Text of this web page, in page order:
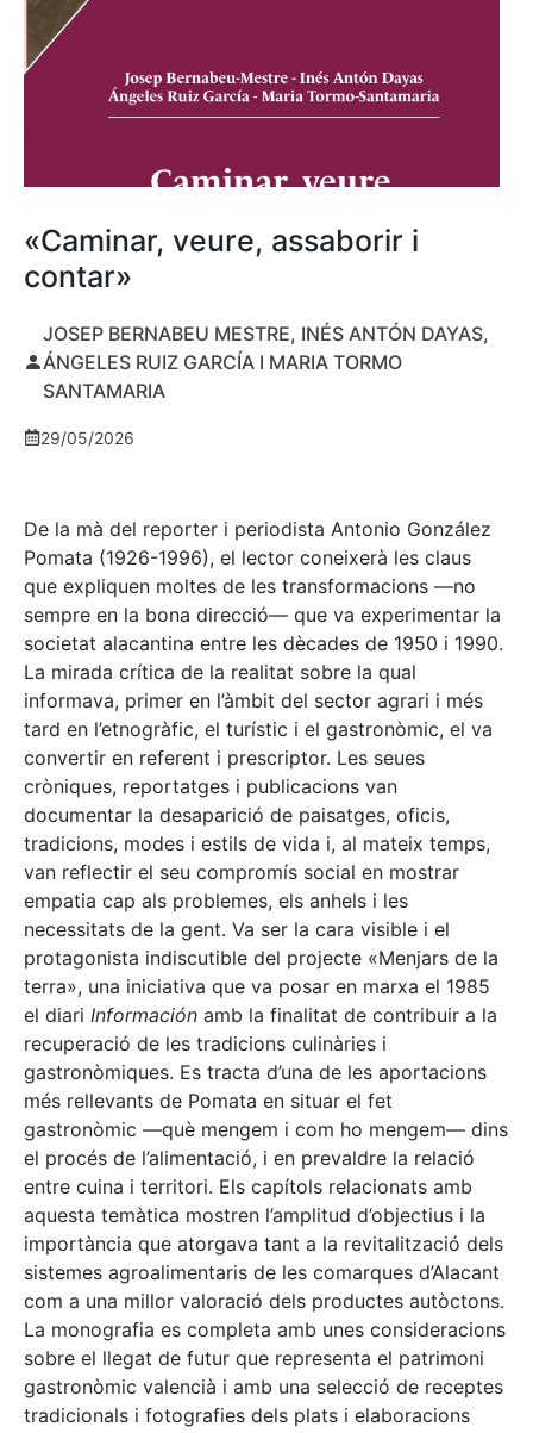
«Caminar, veure, assaborir i
contar»
JOSEP BERNABEU MESTRE, INÉS ANTÓN DAYAS,
ÁNGELES RUIZ GARCÍA I MARIA TORMO
SANTAMARIA
29/05/2026
De la mà del reporter i periodista Antonio González
Pomata (1926-1996), el lector coneixerà les claus
que expliquen moltes de les transformacions —no
sempre en la bona direcció— que va experimentar la
societat alacantina entre les dècades de 1950 i 1990.
La mirada crítica de la realitat sobre la qual
informava, primer en l’àmbit del sector agrari i més
tard en l’etnogràfic, el turístic i el gastronòmic, el va
convertir en referent i prescriptor. Les seues
cròniques, reportatges i publicacions van
documentar la desaparició de paisatges, oficis,
tradicions, modes i estils de vida i, al mateix temps,
van reflectir el seu compromís social en mostrar
empatia cap als problemes, els anhels i les
necessitats de la gent. Va ser la cara visible i el
protagonista indiscutible del projecte «Menjars de la
terra», una iniciativa que va posar en marxa el 1985
el diari Información amb la finalitat de contribuir a la
recuperació de les tradicions culinàries i
gastronòmiques. Es tracta d’una de les aportacions
més rellevants de Pomata en situar el fet
gastronòmic —què mengem i com ho mengem— dins
el procés de l’alimentació, i en prevaldre la relació
entre cuina i territori. Els capítols relacionats amb
aquesta temàtica mostren l’amplitud d’objectius i la
importància que atorgava tant a la revitalització dels
sistemes agroalimentaris de les comarques d’Alacant
com a una millor valoració dels productes autòctons.
La monografia es completa amb unes consideracions
sobre el llegat de futur que representa el patrimoni
gastronòmic valencià i amb una selecció de receptes
tradicionals i fotografies dels plats i elaboracions